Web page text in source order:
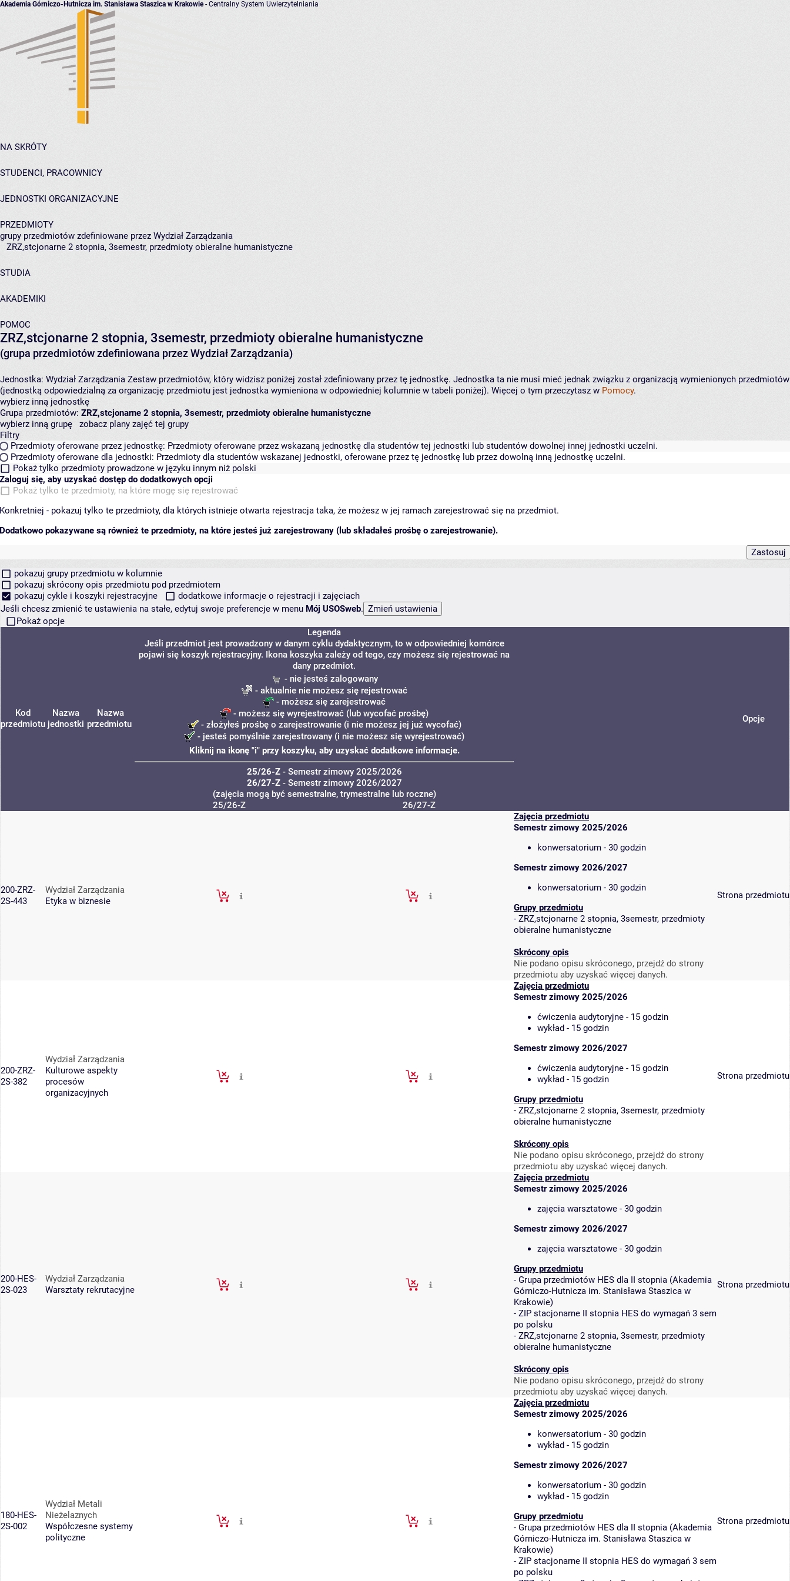
Akademia Górniczo-Hutnicza im. Stanisława Staszica w Krakowie- Centralny System Uwierzytelniania
NA SKRÓTY
STUDENCI, PRACOWNICY
JEDNOSTKI ORGANIZACYJNE
PRZEDMIOTY
grupy przedmiotów zdefiniowane przez Wydział Zarządzania
ZRZ,stcjonarne 2 stopnia, 3semestr, przedmioty obieralne humanistyczne
STUDIA
AKADEMIKI
POMOC
ZRZ,stcjonarne 2 stopnia, 3semestr, przedmioty obieralne humanistyczne
(grupa przedmiotów zdefiniowana przez Wydział Zarządzania)
Jednostka: Wydział Zarządzania Zestaw przedmiotów, który widzisz poniżej został zdefiniowany przez tę jednostkę. Jednostka ta nie musi mieć jednak związku z organizacją wymienionych przedmiotów
(jednostką odpowiedzialną za organizację przedmiotu jest jednostka wymieniona w odpowiedniej kolumnie w tabeli poniżej). Więcej o tym przeczytasz w Pomocy.
wybierz inną jednostkę
Grupa przedmiotów: ZRZ,stcjonarne 2 stopnia, 3semestr, przedmioty obieralne humanistyczne
wybierz inną grupę
zobacz plany zajęć tej grupy
Filtry
Przedmioty oferowane przez jednostkę: Przedmioty oferowane przez wskazaną jednostkę dla studentów tej jednostki lub studentów dowolnej innej jednostki uczelni.
Przedmioty oferowane dla jednostki: Przedmioty dla studentów wskazanej jednostki, oferowane przez tę jednostkę lub przez dowolną inną jednostkę uczelni.
Pokaż tylko przedmioty prowadzone w języku innym niż polski
Zaloguj się, aby uzyskać dostęp do dodatkowych opcji
Pokaż tylko te przedmioty, na które mogę się rejestrować
Konkretniej - pokazuj tylko te przedmioty, dla których istnieje otwarta rejestracja taka, że możesz w jej ramach zarejestrować się na przedmiot.
Dodatkowo pokazywane są również te przedmioty, na które jesteś już zarejestrowany (lub składałeś prośbę o zarejestrowanie).
pokazuj grupy przedmiotu w kolumnie
pokazuj skrócony opis przedmiotu pod przedmiotem
pokazuj cykle i koszyki rejestracyjne
dodatkowe informacje o rejestracji i zajęciach
Jeśli chcesz zmienić te ustawienia na stałe, edytuj swoje preferencje w menu Mój USOSweb.
Pokaż opcje
Kod
przedmiotu
Nazwa
jednostki
Nazwa
przedmiotu
Legenda
Jeśli przedmiot jest prowadzony w danym cyklu dydaktycznym, to w odpowiedniej komórce
pojawi się koszyk rejestracyjny. Ikona koszyka zależy od tego, czy możesz się rejestrować na
dany przedmiot.
- nie jesteś zalogowany
- aktualnie nie możesz się rejestrować
- możesz się zarejestrować
- możesz się wyrejestrować (lub wycofać prośbę)
- złożyłeś prośbę o zarejestrowanie (i nie możesz jej już wycofać)
- jesteś pomyślnie zarejestrowany (i nie możesz się wyrejestrować)
Kliknij na ikonę "i" przy koszyku, aby uzyskać dodatkowe informacje.
25/26-Z- Semestr zimowy 2025/2026
26/27-Z- Semestr zimowy 2026/2027
(zajęcia mogą być semestralne, trymestralne lub roczne)
Opcje
25/26-Z 26/27-Z
200-ZRZ-
2S-443
Wydział Zarządzania
Etyka w biznesie
Zajęcia przedmiotu
Semestr zimowy 2025/2026
konwersatorium - 30 godzin
Semestr zimowy 2026/2027
konwersatorium - 30 godzin
Grupy przedmiotu
- ZRZ,stcjonarne 2 stopnia, 3semestr, przedmioty
obieralne humanistyczne
Skrócony opis
Nie podano opisu skróconego, przejdź do strony
przedmiotu aby uzyskać więcej danych.
Strona przedmiotu
200-ZRZ-
2S-382
Wydział Zarządzania
Kulturowe aspekty
procesów
organizacyjnych
Zajęcia przedmiotu
Semestr zimowy 2025/2026
ćwiczenia audytoryjne - 15 godzin
wykład - 15 godzin
Semestr zimowy 2026/2027
ćwiczenia audytoryjne - 15 godzin
wykład - 15 godzin
Grupy przedmiotu
- ZRZ,stcjonarne 2 stopnia, 3semestr, przedmioty
obieralne humanistyczne
Skrócony opis
Nie podano opisu skróconego, przejdź do strony
przedmiotu aby uzyskać więcej danych.
Strona przedmiotu
200-HES-
2S-023
Wydział Zarządzania
Warsztaty rekrutacyjne
Zajęcia przedmiotu
Semestr zimowy 2025/2026
zajęcia warsztatowe - 30 godzin
Semestr zimowy 2026/2027
zajęcia warsztatowe - 30 godzin
Grupy przedmiotu
- Grupa przedmiotów HES dla II stopnia (Akademia
Górniczo-Hutnicza im. Stanisława Staszica w
Krakowie)
- ZIP stacjonarne II stopnia HES do wymagań 3 sem
po polsku
- ZRZ,stcjonarne 2 stopnia, 3semestr, przedmioty
obieralne humanistyczne
Skrócony opis
Nie podano opisu skróconego, przejdź do strony
przedmiotu aby uzyskać więcej danych.
Strona przedmiotu
180-HES-
2S-002
Wydział Metali
Nieżelaznych
Współczesne systemy
polityczne
Zajęcia przedmiotu
Semestr zimowy 2025/2026
konwersatorium - 30 godzin
wykład - 15 godzin
Semestr zimowy 2026/2027
konwersatorium - 30 godzin
wykład - 15 godzin
Grupy przedmiotu
- Grupa przedmiotów HES dla II stopnia (Akademia
Górniczo-Hutnicza im. Stanisława Staszica w
Krakowie)
- ZIP stacjonarne II stopnia HES do wymagań 3 sem
po polsku
Strona przedmiotu